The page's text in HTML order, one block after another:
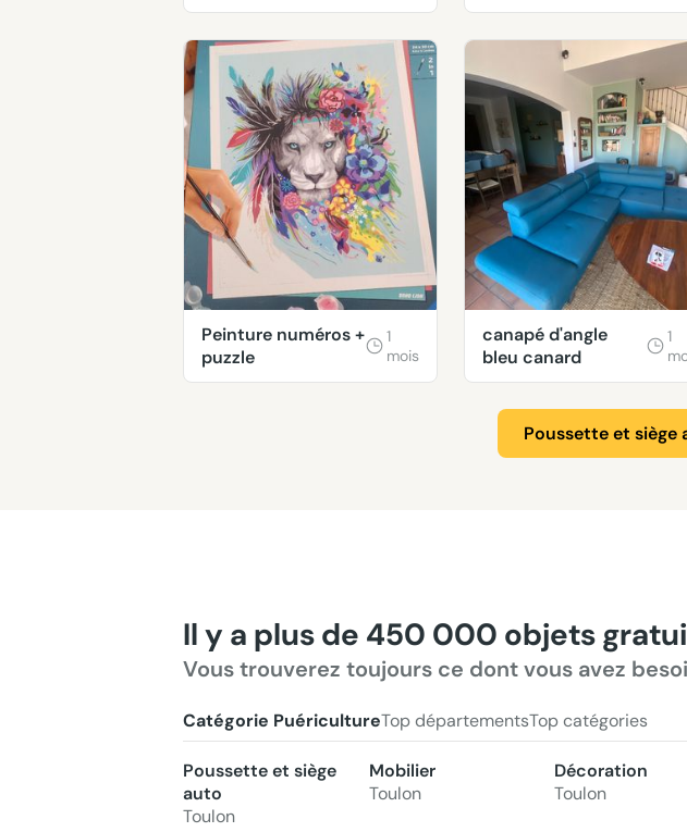
Peinture numéros +
puzzle
1
mois
canapé d'angle
bleu canard
1
Poussette et siège
Il y a plus de 450 000 objets
Vous trouverez toujours ce dont vous avez
Catégorie PuéricultureTop départementsTop catégories
Poussette et siège
auto
Toulon
Mobilier
Toulon
Décoration
Toulon